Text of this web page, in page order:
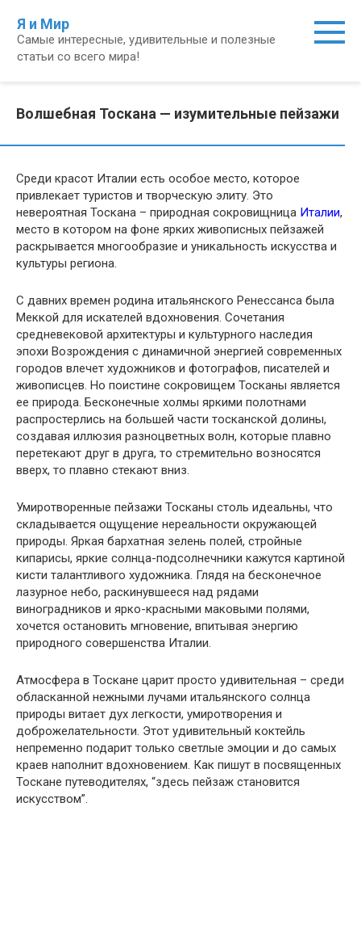
контенту
Я и Мир
Самые интересные, удивительные и полезные
статьи со всего мира!
Волшебная Тоскана — изумительные пейзажи
Среди красот Италии есть особое место, которое
привлекает туристов и творческую элиту. Это
невероятная Тоскана – природная сокровищница Италии,
место в котором на фоне ярких живописных пейзажей
раскрывается многообразие и уникальность искусства и
культуры региона.
С давних времен родина итальянского Ренессанса была
Меккой для искателей вдохновения. Сочетания
средневековой архитектуры и культурного наследия
эпохи Возрождения с динамичной энергией современных
городов влечет художников и фотографов, писателей и
живописцев. Но поистине сокровищем Тосканы является
ее природа. Бесконечные холмы яркими полотнами
распростерлись на большей части тосканской долины,
создавая иллюзия разноцветных волн, которые плавно
перетекают друг в друга, то стремительно возносятся
вверх, то плавно стекают вниз.
Умиротворенные пейзажи Тосканы столь идеальны, что
складывается ощущение нереальности окружающей
природы. Яркая бархатная зелень полей, стройные
кипарисы, яркие солнца-подсолнечники кажутся картиной
кисти талантливого художника. Глядя на бесконечное
лазурное небо, раскинувшееся над рядами
виноградников и ярко-красными маковыми полями,
хочется остановить мгновение, впитывая энергию
природного совершенства Италии.
Атмосфера в Тоскане царит просто удивительная – среди
обласканной нежными лучами итальянского солнца
природы витает дух легкости, умиротворения и
доброжелательности. Этот удивительный коктейль
непременно подарит только светлые эмоции и до самых
краев наполнит вдохновением. Как пишут в посвященных
Тоскане путеводителях, “здесь пейзаж становится
искусством”.